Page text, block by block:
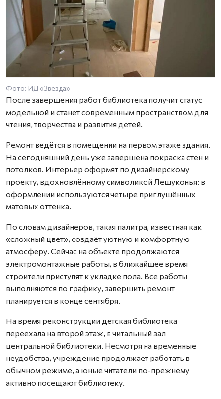
Фото: ИД «Звезда»
После завершения работ библиотека получит статус
модельной и станет современным пространством для
чтения, творчества и развития детей.
Ремонт ведётся в помещении на первом этаже здания.
На сегодняшний день уже завершена покраска стен и
потолков. Интерьер оформят по дизайнерскому
проекту, вдохновлённому символикой Лешуконья: в
оформлении используются четыре приглушённых
матовых оттенка.
По словам дизайнеров, такая палитра, известная как
«сложный цвет», создаёт уютную и комфортную
атмосферу. Сейчас на объекте продолжаются
электромонтажные работы, в ближайшее время
строители приступят к укладке пола. Все работы
выполняются по графику, завершить ремонт
планируется в конце сентября.
На время реконструкции детская библиотека
переехала на второй этаж, в читальный зал
центральной библиотеки. Несмотря на временные
неудобства, учреждение продолжает работать в
обычном режиме, а юные читатели по-прежнему
активно посещают библиотеку.